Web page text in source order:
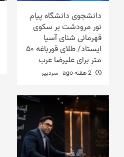
دانشجوی دانشگاه پیام
نور مرودشت بر سکوی
قهرمانی شنای آسیا
ایستاد/ طلای قورباغه ۵۰
متر برای علیرضا عرب
سردبیر